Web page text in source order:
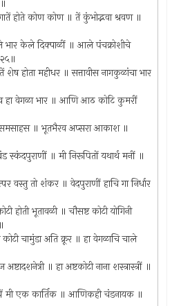
होते कोण कोण ॥ तें कुंभोद्भवा श्रवण ॥
भार केले दिक्पाळीं ॥ आले पंचक्रोशीचे
शेष होता महीधर ॥ सत्तावीस नागकुळांचा भार
हा वेगळा भार ॥ आणि आठ कोटि कुमरीं
॥ भूतभैरव अप्सरा आकाश ॥
स्कंदपुराणीं ॥ मी निरूपितों यथार्थ मनीं ॥
वस्तु तो शंकर ॥ वेदपुराणीं हाचि गा निर्धार
भूतावळी ॥ चौसष्ट कोटी योगिनी
चामुंडा अति क्रूर ॥ हा वेगळाचि चाले
॥ हा अष्टकोटी नाना शस्त्रास्त्रीं ॥
मी एक कार्तिक ॥ आणिकही चंडनायक ॥